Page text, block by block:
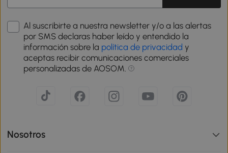
Al suscribirte a nuestra newsletter y/o a las alertas
por SMS declaras haber leído y entendido la
información sobre la política de privacidad y
aceptas recibir comunicaciones comerciales
personalizadas de AOSOM.
Nosotros